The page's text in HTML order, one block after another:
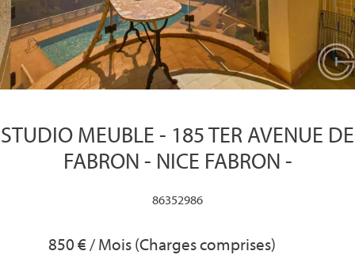
STUDIO MEUBLE - 185 TER AVENUE DE
FABRON - NICE FABRON -
86352986
850 € / Mois (Charges comprises)